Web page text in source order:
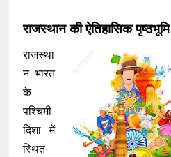
राजस्थान की ऐतिहासिक पृष्ठभूमि
राजस्था
न भारत
के
पश्चिमी
दिशा में
स्थित